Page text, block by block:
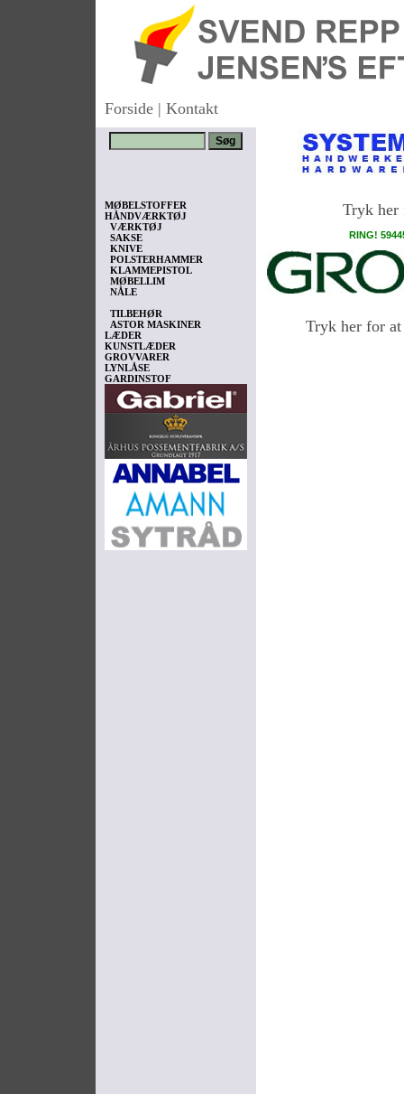
Forside | Kontakt
MØBELSTOFFER
HÅNDVÆRKTØJ
VÆRKTØJ
SAKSE
KNIVE
POLSTERHAMMER
KLAMMEPISTOL
MØBELLIM
NÅLE
TILBEHØR
ASTOR MASKINER
LÆDER
KUNSTLÆDER
GROVVARER
LYNLÅSE
GARDINSTOF
Tryk
RING!
Tryk her for